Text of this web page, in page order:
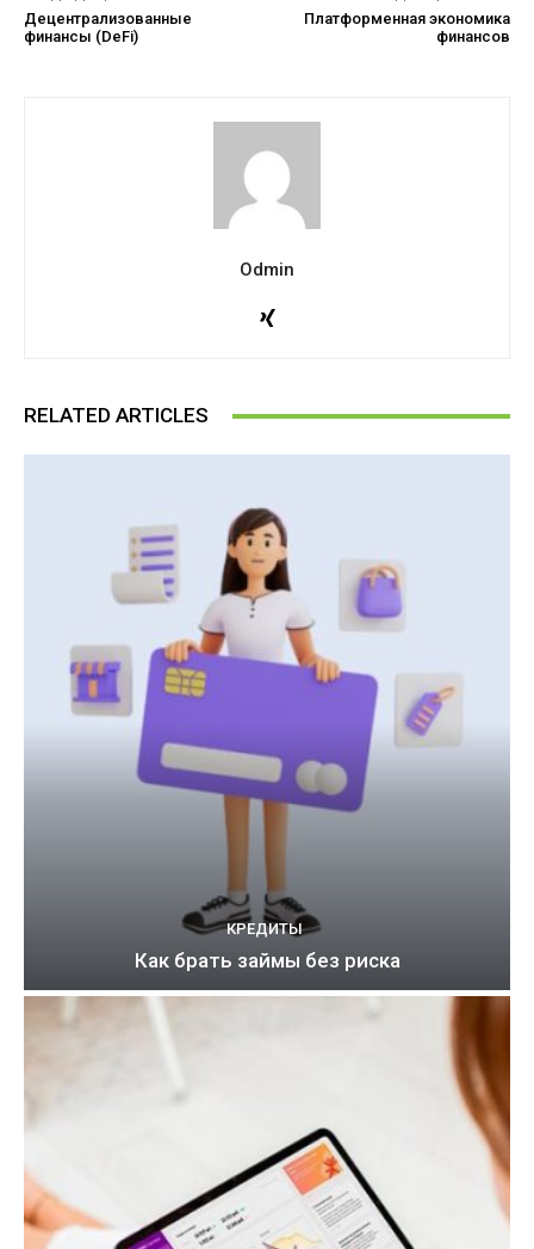
Децентрализованные
финансы (DeFi)
Платформенная экономика
финансов
Odmin
RELATED ARTICLES
КРЕДИТЫ
Как брать займы без риска